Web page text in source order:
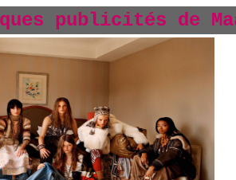
publicités de